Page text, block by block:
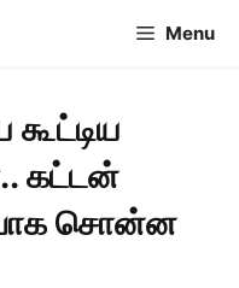
Menu
கூட்டிய
கட்டன்
சொன்ன